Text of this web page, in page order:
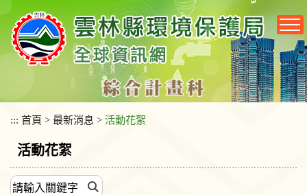
要
區
::: 首頁 > 最新消息 > 活動花絮
活動花絮